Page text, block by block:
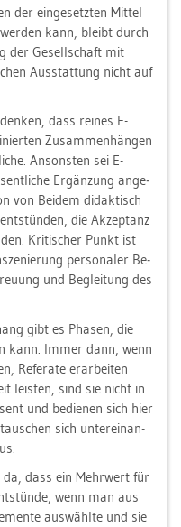
der ein­ge­setz­ten Mit­tel
kann, bleibt durch
der Ge­sell­schaft mit
Aus­stat­tung nicht auf
dass rei­nes E-
Zu­sam­men­hän­gen
An­sons­ten sei E-
Er­gän­zung an­ge­
von Bei­dem di­dak­tisch
die Ak­zep­tanz
Kri­ti­scher Punkt ist
per­so­na­ler Be­
und Be­glei­tung des
gibt es Pha­sen, die
kann. Immer dann, wenn
Re­fe­ra­te er­ar­bei­ten
leis­ten, sind sie nicht in
und be­die­nen sich hier
sich un­ter­ein­an­
dass ein Mehr­wert für
wenn man aus
aus­wähl­te und sie